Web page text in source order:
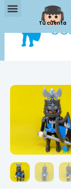
Tu cuenta